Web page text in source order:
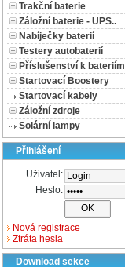
Trakční baterie
Záložní baterie - UPS..
Nabíječky baterií
Testery autobaterií
Příslušenství k bateriím
Startovací Boostery
Startovací kabely
Záložní zdroje
Solární lampy
Přihlášení
Uživatel:
Heslo:
Nová registrace
Ztráta hesla
Download sekce